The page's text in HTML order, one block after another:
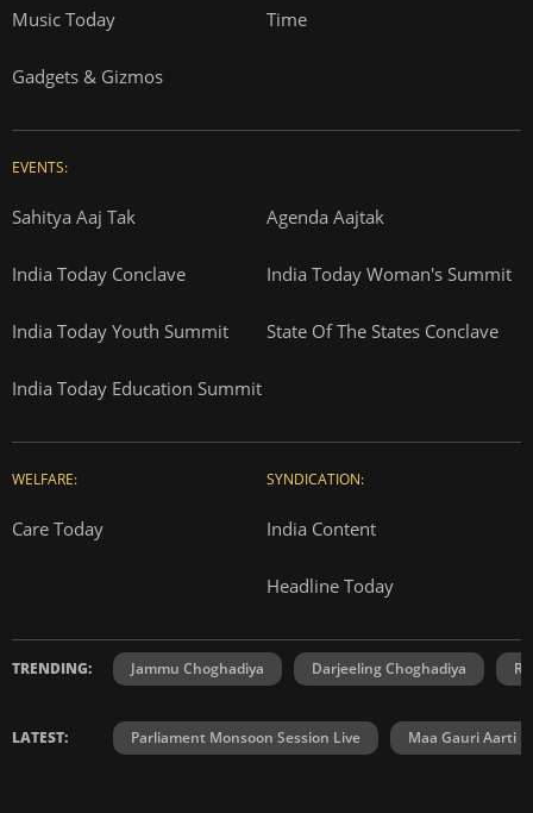
Music Today Time
Gadgets & Gizmos
EVENTS:
Sahitya Aaj Tak Agenda Aajtak
India Today Conclave India Today Woman's Summit
India Today Youth Summit State Of The States Conclave
India Today Education Summit
WELFARE:
Care Today
SYNDICATION:
India Content
Headline Today
TRENDING: Jammu Choghadiya Darjeeling Choghadiya
LATEST: Parliament Monsoon Session Live Maa Gauri Aarti